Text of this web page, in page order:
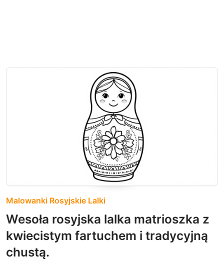
Malowanki Rosyjskie Lalki
Wesoła rosyjska lalka matrioszka z
kwiecistym fartuchem i tradycyjną
chustą.